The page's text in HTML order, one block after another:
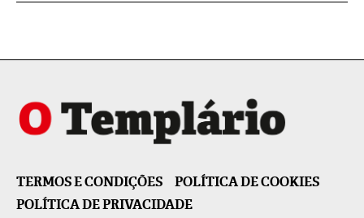
TERMOS E CONDIÇÕES
POLÍTICA DE COOKIES
POLÍTICA DE PRIVACIDADE